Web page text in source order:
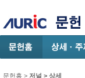
문헌홈 > 저널 > 상세